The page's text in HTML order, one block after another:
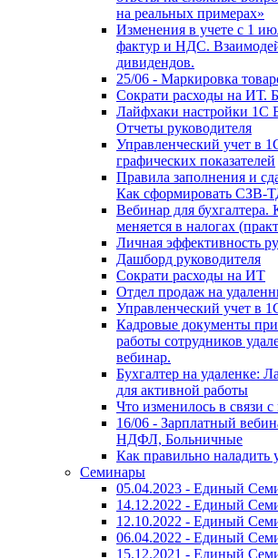
на реальных примерах»
Изменения в учете с 1
фактур и НДС.
дивидендов.
25/06 - Маркировка
Сократи расходы на ИТ.
Лайфхаки настройки 1С
Отчеты руководителя
Управленческий учет в
графических показателей
Правила заполнения и
Как сформировать СЗВ-
Вебинар для бухгалтера.
меняется в налогах
Личная эффективность
Дашборд руководителя
Сократи расходы на ИТ
Отдел продаж на
Управленческий учет в
Кадровые документы
работы сотрудников
вебинар.
Бухгалтер на удаленке:
для активной работы
Что изменилось в связи
16/06 - Зарплатный
НДФЛ, Больничные
Как правильно наладить
Семинары
05.04.2023 - Единый
14.12.2022 - Единый
12.10.2022 - Единый
06.04.2022 - Единый
15.12.2021 - Единый